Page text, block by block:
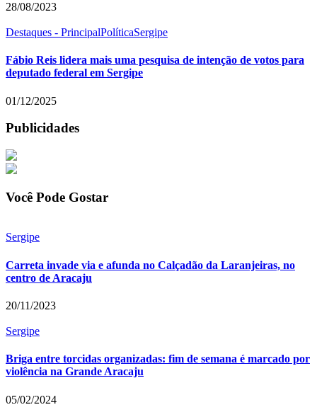
28/08/2023
Destaques - PrincipalPolíticaSergipe
Fábio Reis lidera mais uma pesquisa de intenção de votos para
deputado federal em Sergipe
01/12/2025
Publicidades
Você Pode Gostar
Sergipe
Carreta invade via e afunda no Calçadão da Laranjeiras, no
centro de Aracaju
20/11/2023
Sergipe
Briga entre torcidas organizadas: fim de semana é marcado por
violência na Grande Aracaju
05/02/2024